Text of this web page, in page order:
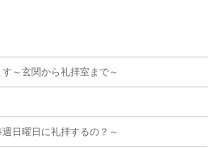
～玄関から礼拝室まで～
日曜日に礼拝するの？～